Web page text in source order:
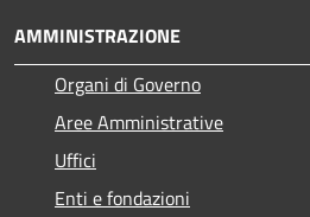
AMMINISTRAZIONE
Organi di Governo
Aree Amministrative
Uffici
Enti e fondazioni